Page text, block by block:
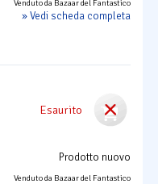
Venduto da Bazaar del Fantastico
» Vedi scheda completa
Esaurito
Prodotto nuovo
Venduto da Bazaar del Fantastico